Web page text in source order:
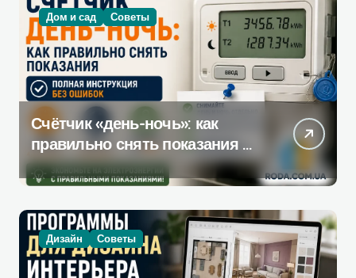
Дом и сад Советы
Счётчик «день-ночь»: как
правильно снять показания —
полная инструкция без
ошибок
Дизайн Советы